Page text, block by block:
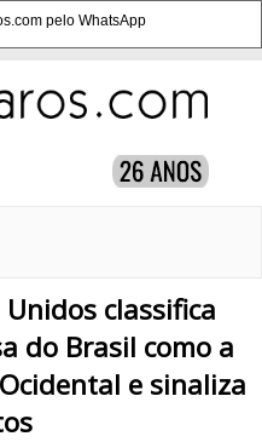
pelo WhatsApp
classifica
do Brasil como a
e sinaliza